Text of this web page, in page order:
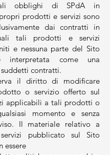
obblighi di SPdA in
prodotti e servizi sono
dai contratti in
tali prodotti e servizi
e nessuna parte del Sito
interpretata come una
contratti.
il diritto di modificare
o servizio offerto sul
applicabili a tali prodotti o
momento e senza
Il materiale relativo a
pubblicato sul Sito
essere